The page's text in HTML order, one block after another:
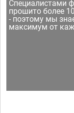
Специалистами
прошито более
- поэтому мы
максимум от